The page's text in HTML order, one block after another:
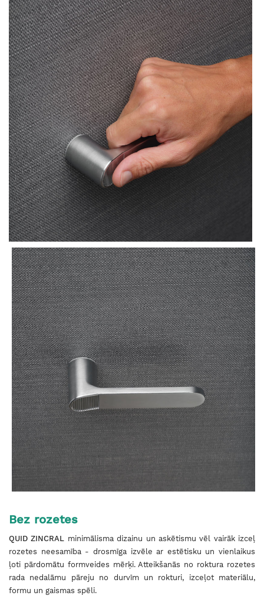
Bez rozetes
QUID ZINCRAL minimālisma dizainu un askētismu vēl vairāk izceļ
rozetes neesamība - drosmīga izvēle ar estētisku un vienlaikus
ļoti pārdomātu formveides mērķi. Atteikšanās no roktura rozetes
rada nedalāmu pāreju no durvīm un rokturi, izceļot materiālu,
formu un gaismas spēli.